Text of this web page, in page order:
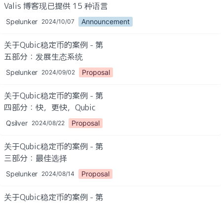
Valis 博客现已提供 15 种语言
Spelunker 2024/10/07 Announcement
关于Qubic稳定币的案例 - 第
五部分：发展生态系统
Spelunker 2024/09/02 Proposal
关于Qubic稳定币的案例 - 第
四部分：快，更快，Qubic
Qsilver 2024/08/22 Proposal
关于Qubic稳定币的案例 - 第
三部分：最佳选择
Spelunker 2024/08/14 Proposal
关于Qubic稳定币的案例 - 第